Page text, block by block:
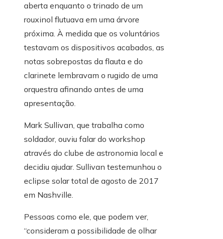
aberta enquanto o trinado de um
rouxinol flutuava em uma árvore
próxima. À medida que os voluntários
testavam os dispositivos acabados, as
notas sobrepostas da flauta e do
clarinete lembravam o rugido de uma
orquestra afinando antes de uma
apresentação.
Mark Sullivan, que trabalha como
soldador, ouviu falar do workshop
através do clube de astronomia local e
decidiu ajudar. Sullivan testemunhou o
eclipse solar total de agosto de 2017
em Nashville.
Pessoas como ele, que podem ver,
“consideram a possibilidade de olhar